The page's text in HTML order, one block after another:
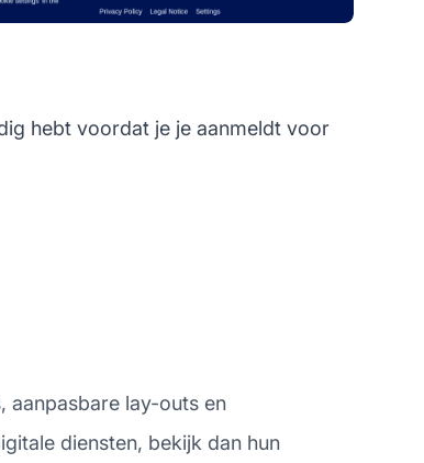
hebt voordat je je aanmeldt voor
lay-outs en
diensten, bekijk dan hun